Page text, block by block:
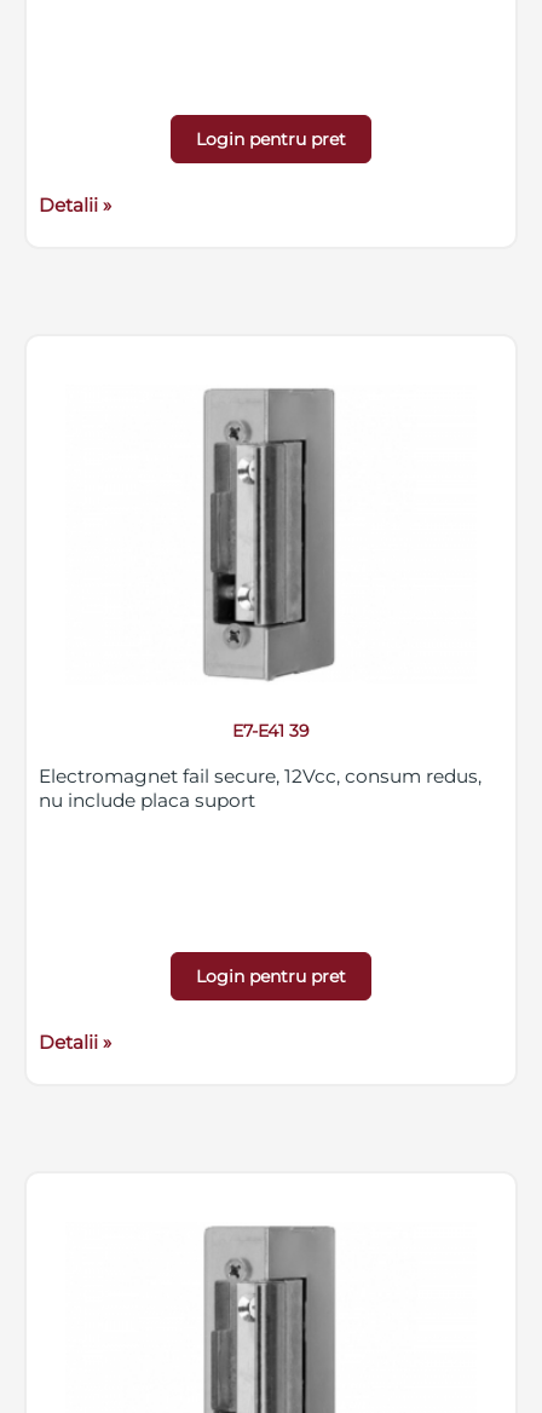
Login pentru pret
Detalii »
E7-E41 39
Electromagnet fail secure, 12Vcc, consum redus,
nu include placa suport
Login pentru pret
Detalii »